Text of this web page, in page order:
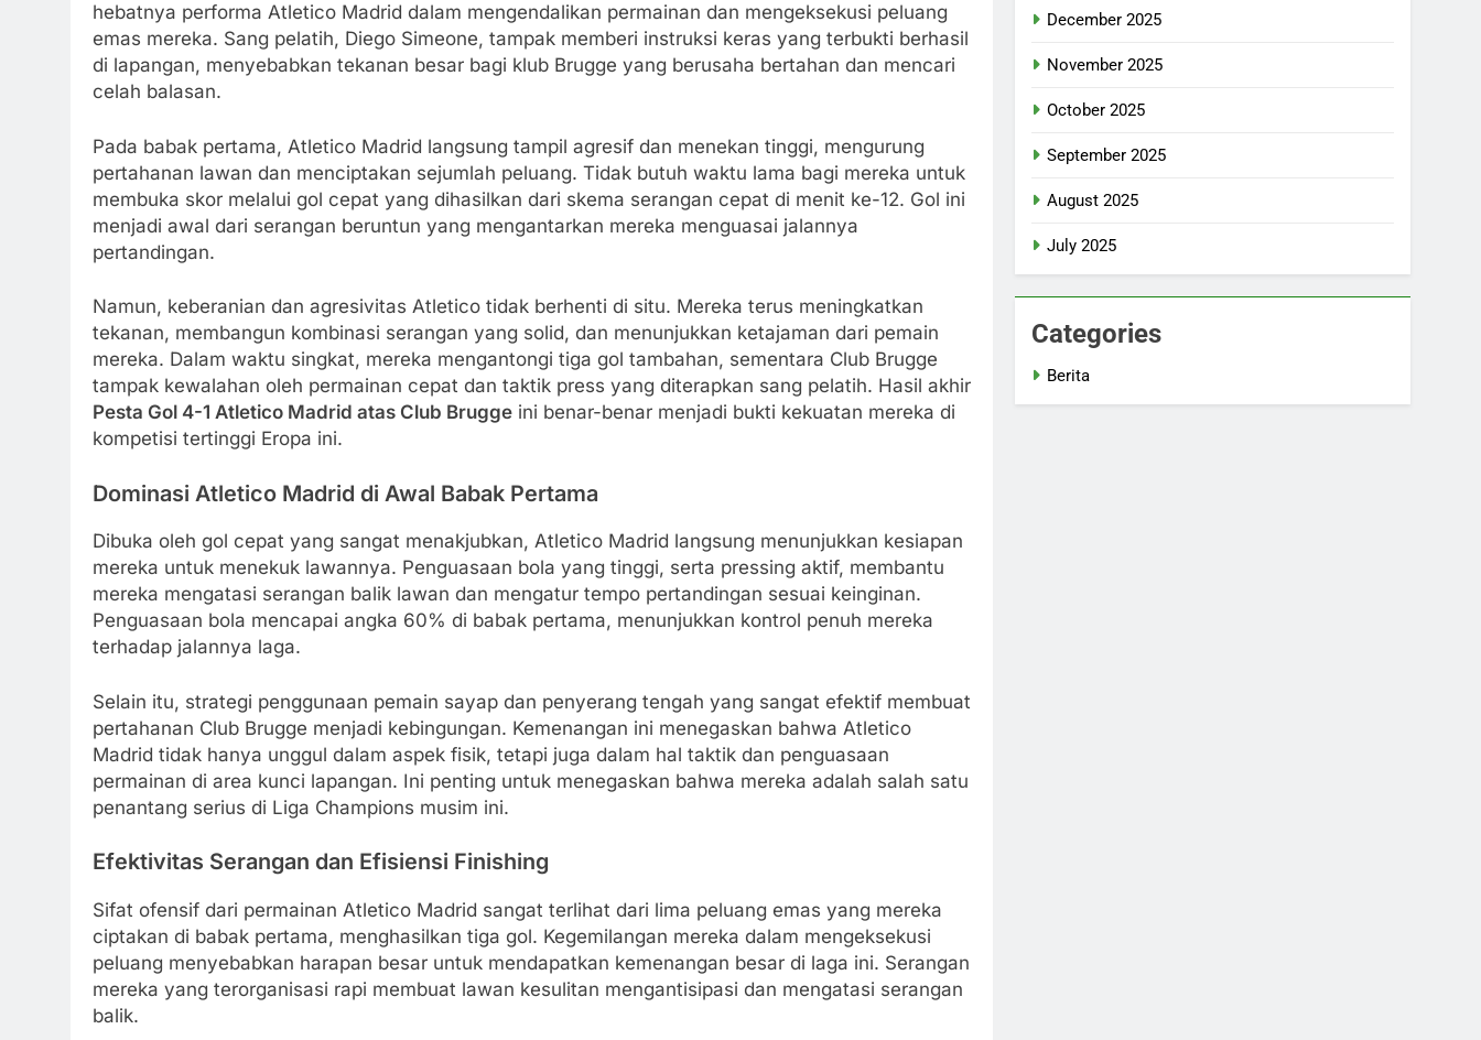
hebatnya performa Atletico Madrid dalam mengendalikan permainan dan mengeksekusi peluang
emas mereka. Sang pelatih, Diego Simeone, tampak memberi instruksi keras yang terbukti berhasil
di lapangan, menyebabkan tekanan besar bagi klub Brugge yang berusaha bertahan dan mencari
celah balasan.
Pada babak pertama, Atletico Madrid langsung tampil agresif dan menekan tinggi, mengurung
pertahanan lawan dan menciptakan sejumlah peluang. Tidak butuh waktu lama bagi mereka untuk
membuka skor melalui gol cepat yang dihasilkan dari skema serangan cepat di menit ke-12. Gol ini
menjadi awal dari serangan beruntun yang mengantarkan mereka menguasai jalannya
pertandingan.
Namun, keberanian dan agresivitas Atletico tidak berhenti di situ. Mereka terus meningkatkan
tekanan, membangun kombinasi serangan yang solid, dan menunjukkan ketajaman dari pemain
mereka. Dalam waktu singkat, mereka mengantongi tiga gol tambahan, sementara Club Brugge
tampak kewalahan oleh permainan cepat dan taktik press yang diterapkan sang pelatih. Hasil akhir
Pesta Gol 4-1 Atletico Madrid atas Club Brugge ini benar-benar menjadi bukti kekuatan mereka di
kompetisi tertinggi Eropa ini.
Dominasi Atletico Madrid di Awal Babak Pertama
Dibuka oleh gol cepat yang sangat menakjubkan, Atletico Madrid langsung menunjukkan kesiapan
mereka untuk menekuk lawannya. Penguasaan bola yang tinggi, serta pressing aktif, membantu
mereka mengatasi serangan balik lawan dan mengatur tempo pertandingan sesuai keinginan.
Penguasaan bola mencapai angka 60% di babak pertama, menunjukkan kontrol penuh mereka
terhadap jalannya laga.
Selain itu, strategi penggunaan pemain sayap dan penyerang tengah yang sangat efektif membuat
pertahanan Club Brugge menjadi kebingungan. Kemenangan ini menegaskan bahwa Atletico
Madrid tidak hanya unggul dalam aspek fisik, tetapi juga dalam hal taktik dan penguasaan
permainan di area kunci lapangan. Ini penting untuk menegaskan bahwa mereka adalah salah satu
penantang serius di Liga Champions musim ini.
Efektivitas Serangan dan Efisiensi Finishing
Sifat ofensif dari permainan Atletico Madrid sangat terlihat dari lima peluang emas yang mereka
ciptakan di babak pertama, menghasilkan tiga gol. Kegemilangan mereka dalam mengeksekusi
peluang menyebabkan harapan besar untuk mendapatkan kemenangan besar di laga ini. Serangan
mereka yang terorganisasi rapi membuat lawan kesulitan mengantisipasi dan mengatasi serangan
balik.
December 2025
November 2025
October 2025
September 2025
August 2025
July 2025
Categories
Berita